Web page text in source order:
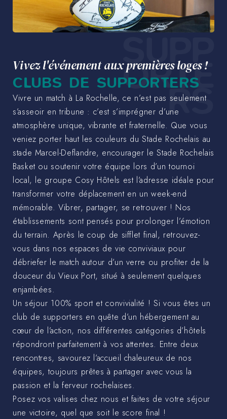
SUPP
ORTE
RS
Vivez l'événement aux premières loges !
CLUBS DE SUPPORTERS
Vivre un match à La Rochelle, ce n’est pas seulement
s’asseoir en tribune : c’est s’imprégner d’une
atmosphère unique, vibrante et fraternelle. Que vous
veniez porter haut les couleurs du Stade Rochelais au
stade Marcel-Deflandre, encourager le Stade Rochelais
Basket ou soutenir votre équipe lors d’un tournoi
local, le groupe Cosy Hôtels est l’adresse idéale pour
transformer votre déplacement en un week-end
mémorable. Vibrer, partager, se retrouver ! Nos
établissements sont pensés pour prolonger l’émotion
du terrain. Après le coup de sifflet final, retrouvez-
vous dans nos espaces de vie conviviaux pour
débriefer le match autour d’un verre ou profiter de la
douceur du Vieux Port, situé à seulement quelques
enjambées.
Un séjour 100% sport et convivialité ! Si vous êtes un
club de supporters en quête d’un hébergement au
cœur de l’action, nos différentes catégories d’hôtels
répondront parfaitement à vos attentes. Entre deux
rencontres, savourez l’accueil chaleureux de nos
équipes, toujours prêtes à partager avec vous la
passion et la ferveur rochelaises.
Posez vos valises chez nous et faites de votre séjour
une victoire, quel que soit le score final !